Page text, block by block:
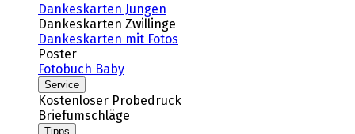
Dankeskarten Jungen
Dankeskarten Zwillinge
Dankeskarten mit Fotos
Poster
Fotobuch Baby
Service
Kostenloser Probedruck
Briefumschläge
Tipps